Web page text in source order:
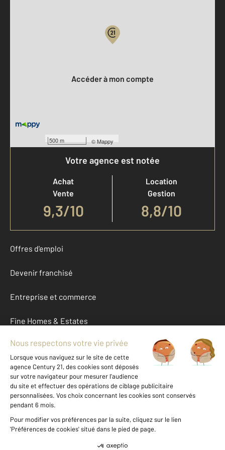
500 m ©Mappy
Accéder à mon compte
Votre agence est notée
Achat
Vente
9,3/10
Location
Gestion
8,8/10
Offres d'emploi
Devenir franchisé
Entreprise et commerce
Fine Homes & Estates
À propos
International
Nous contacter